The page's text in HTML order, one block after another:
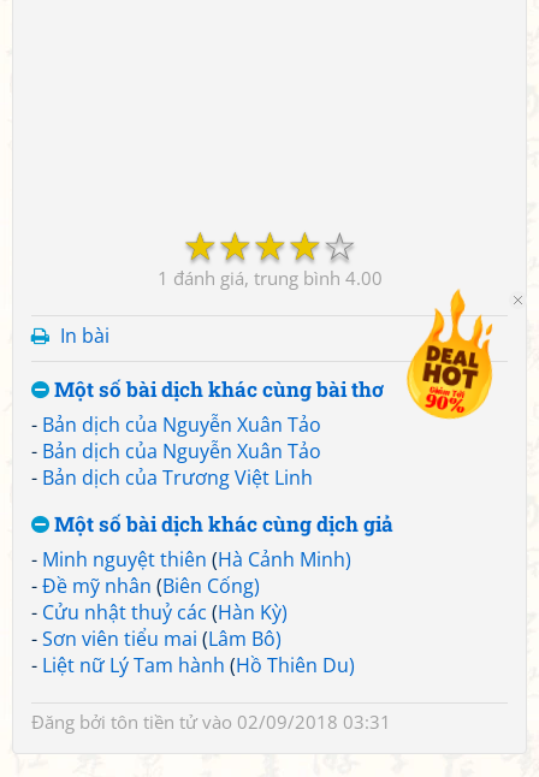
☆
☆
☆
☆
☆
1 4.00
In bài
Một số bài dịch khác cùng bài thơ
- Bản dịch của Nguyễn Xuân Tảo
- Bản dịch của Nguyễn Xuân Tảo
- Bản dịch của Trương Việt Linh
Một số bài dịch khác cùng dịch giả
- Minh nguyệt thiên (Hà Cảnh Minh)
-Đề mỹ nhân (Biên Cống)
- Cửu nhật thuỷ các (Hàn Kỳ)
-Sơn viên tiểu mai (Lâm Bô)
- Liệt nữ Lý Tam hành (Hồ Thiên Du)
Đăng bởi tôn tiền tửvào 02/09/2018 03:31